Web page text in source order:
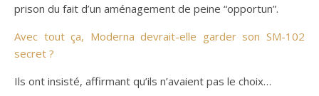
prison du fait d’un aménagement de peine “opportun”.
Avec tout ça, Moderna devrait-elle garder son SM-102
secret ?
Ils ont insisté, affirmant qu’ils n’avaient pas le choix…